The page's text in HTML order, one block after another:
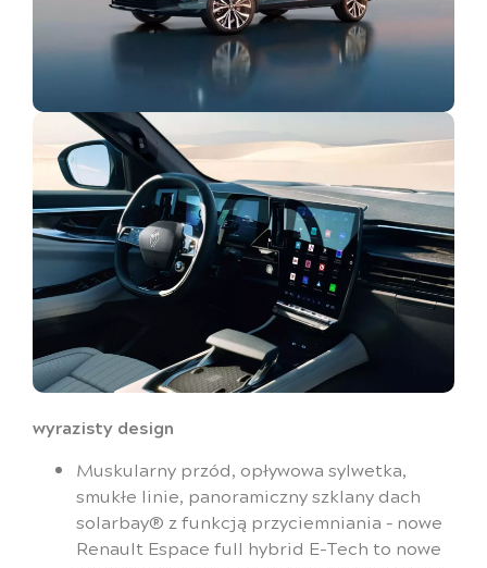
wyrazisty design
Muskularny przód, opływowa sylwetka,
smukłe linie, panoramiczny szklany dach
solarbay® z funkcją przyciemniania – nowe
Renault Espace full hybrid E-Tech to nowe